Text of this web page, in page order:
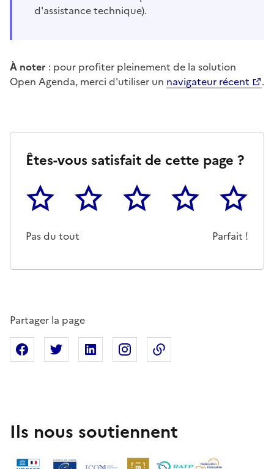
d'assistance technique).
À noter : pour profiter pleinement de la solution
Open Agenda, merci d'utiliser un navigateur récent .
Êtes-vous satisfait de cette page ?
1
Pas du tout
2 3 4 5
Parfait !
Partager la page
Partager sur Facebook
Partager sur XPartager sur Linkedin
Partager sur Instagram
Ils nous soutiennent